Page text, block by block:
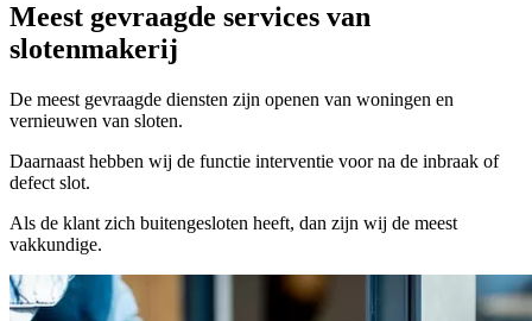
Meest gevraagde services van
slotenmakerij
De meest gevraagde diensten zijn openen van woningen en
vernieuwen van sloten.
Daarnaast hebben wij de functie interventie voor na de inbraak of
defect slot.
Als de klant zich buitengesloten heeft, dan zijn wij de meest
vakkundige.